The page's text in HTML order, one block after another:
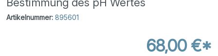
Artikelnummer: 895601
68,00 €*